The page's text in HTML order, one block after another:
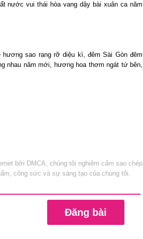
nước vui thái hòa vang dậy bài xuân ca năm
sao rạng rỡ diệu kì, đêm Sài Gòn đêm
nhau năm mới, hương hoa thơm ngát tứ bên,
bởi DMCA, chúng tôi nghiêm cấm sao chép
công sức và sự sáng tạo của chúng tôi.
Đăng bài